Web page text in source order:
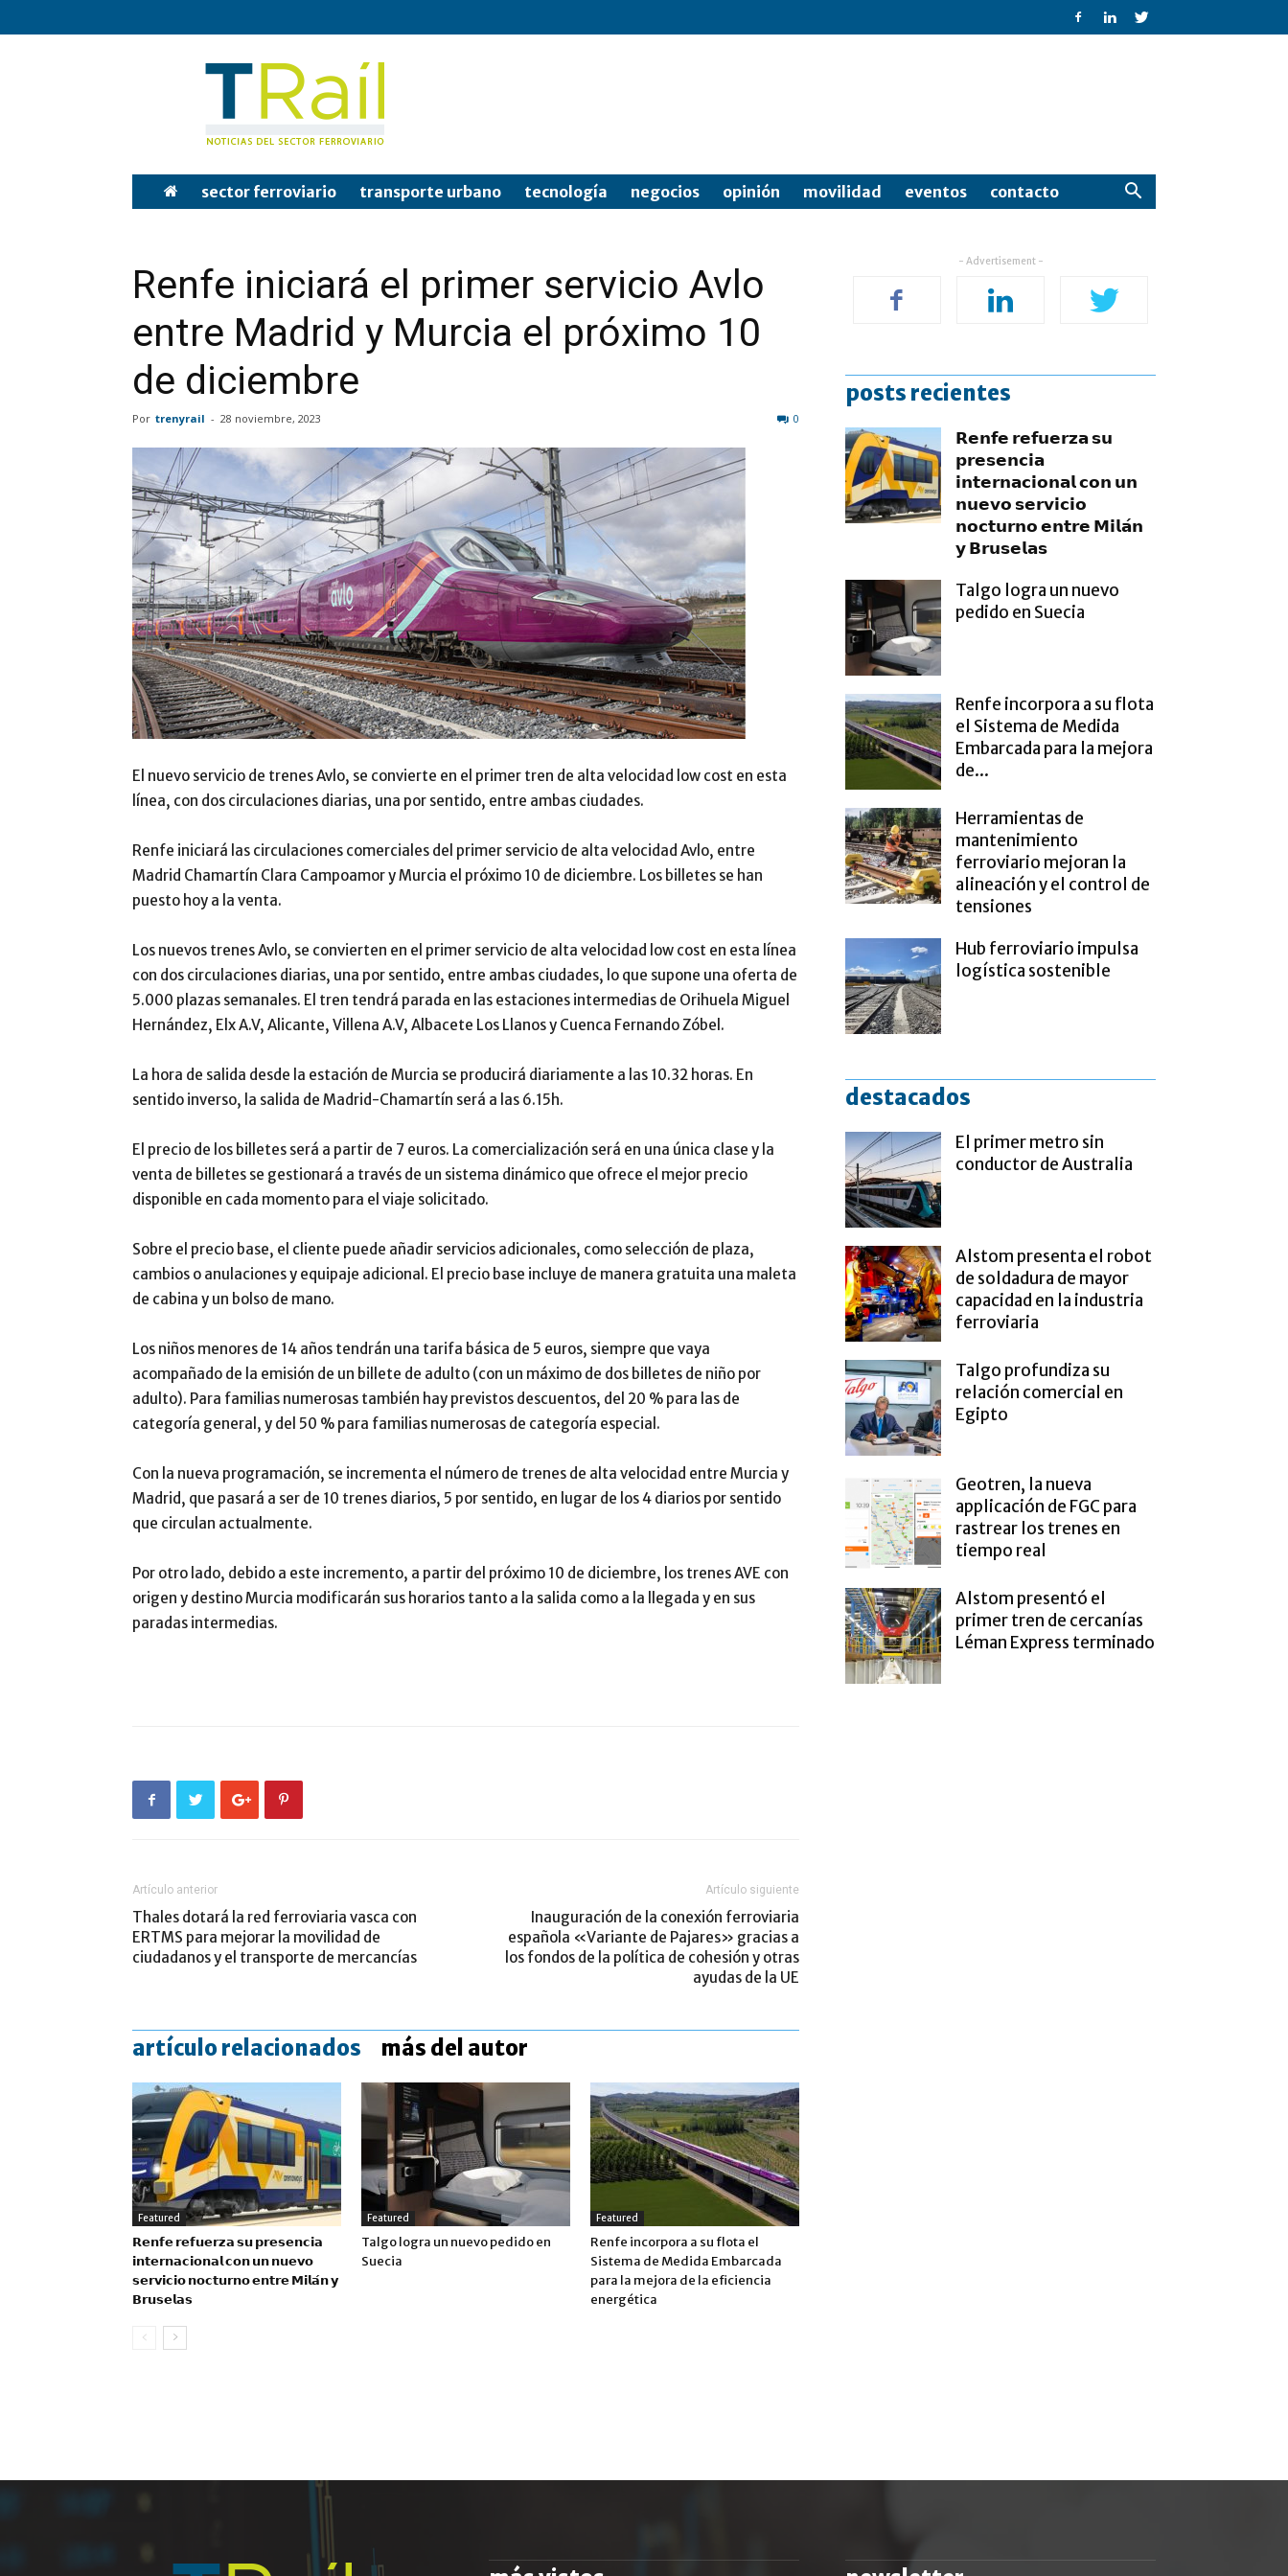
Tren
sector ferroviario transporte urbano tecnología negocios opinión movilidad eventos contacto
Renfe iniciará el primer servicio Avlo
entre Madrid y Murcia el próximo 10
de diciembre
Por trenyrail - 28 noviembre, 2023 0
El nuevo servicio de trenes Avlo, se convierte en el primer tren de alta velocidad low cost en esta
línea, con dos circulaciones diarias, una por sentido, entre ambas ciudades.
Renfe iniciará las circulaciones comerciales del primer servicio de alta velocidad Avlo, entre
Madrid Chamartín Clara Campoamor y Murcia el próximo 10 de diciembre. Los billetes se han
puesto hoy a la venta.
Los nuevos trenes Avlo, se convierten en el primer servicio de alta velocidad low cost en esta línea
con dos circulaciones diarias, una por sentido, entre ambas ciudades, lo que supone una oferta de
5.000 plazas semanales. El tren tendrá parada en las estaciones intermedias de Orihuela Miguel
Hernández, Elx A.V, Alicante, Villena A.V, Albacete Los Llanos y Cuenca Fernando Zóbel.
La hora de salida desde la estación de Murcia se producirá diariamente a las 10.32 horas. En
sentido inverso, la salida de Madrid-Chamartín será a las 6.15h.
El precio de los billetes será a partir de 7 euros. La comercialización será en una única clase y la
venta de billetes se gestionará a través de un sistema dinámico que ofrece el mejor precio
disponible en cada momento para el viaje solicitado.
Sobre el precio base, el cliente puede añadir servicios adicionales, como selección de plaza,
cambios o anulaciones y equipaje adicional. El precio base incluye de manera gratuita una maleta
de cabina y un bolso de mano.
Los niños menores de 14 años tendrán una tarifa básica de 5 euros, siempre que vaya
acompañado de la emisión de un billete de adulto (con un máximo de dos billetes de niño por
adulto). Para familias numerosas también hay previstos descuentos, del 20 % para las de
categoría general, y del 50 % para familias numerosas de categoría especial.
Con la nueva programación, se incrementa el número de trenes de alta velocidad entre Murcia y
Madrid, que pasará a ser de 10 trenes diarios, 5 por sentido, en lugar de los 4 diarios por sentido
que circulan actualmente.
Por otro lado, debido a este incremento, a partir del próximo 10 de diciembre, los trenes AVE con
origen y destino Murcia modificarán sus horarios tanto a la salida como a la llegada y en sus
paradas intermedias.
Artículo anterior
Thales dotará la red ferroviaria vasca con
ERTMS para mejorar la movilidad de
ciudadanos y el transporte de mercancías
Artículo siguiente
Inauguración de la conexión ferroviaria
española «Variante de Pajares» gracias a
los fondos de la política de cohesión y otras
ayudas de la UE
artículo relacionados más del autor
Featured
𝗥𝗲𝗻𝗳𝗲 𝗿𝗲𝗳𝘂𝗲𝗿𝘇𝗮 𝘀𝘂 𝗽𝗿𝗲𝘀𝗲𝗻𝗰𝗶𝗮
𝗶𝗻𝘁𝗲𝗿𝗻𝗮𝗰𝗶𝗼𝗻𝗮𝗹 𝗰𝗼𝗻 𝘂𝗻 𝗻𝘂𝗲𝘃𝗼
𝘀𝗲𝗿𝘃𝗶𝗰𝗶𝗼 𝗻𝗼𝗰𝘁𝘂𝗿𝗻𝗼 𝗲𝗻𝘁𝗿𝗲 𝗠𝗶𝗹𝗮́𝗻 𝘆
𝗕𝗿𝘂𝘀𝗲𝗹𝗮𝘀
Featured
Talgo logra un nuevo pedido en
Suecia
Featured
Renfe incorpora a su flota el
Sistema de Medida Embarcada
para la mejora de la eficiencia
energética
- Advertisement -
posts recientes
𝗥𝗲𝗻𝗳𝗲 𝗿𝗲𝗳𝘂𝗲𝗿𝘇𝗮 𝘀𝘂
𝗽𝗿𝗲𝘀𝗲𝗻𝗰𝗶𝗮
𝗶𝗻𝘁𝗲𝗿𝗻𝗮𝗰𝗶𝗼𝗻𝗮𝗹 𝗰𝗼𝗻 𝘂𝗻
𝗻𝘂𝗲𝘃𝗼 𝘀𝗲𝗿𝘃𝗶𝗰𝗶𝗼
𝗻𝗼𝗰𝘁𝘂𝗿𝗻𝗼 𝗲𝗻𝘁𝗿𝗲 𝗠𝗶𝗹𝗮́𝗻
𝘆 𝗕𝗿𝘂𝘀𝗲𝗹𝗮𝘀
Talgo logra un nuevo
pedido en Suecia
Renfe incorpora a su flota
el Sistema de Medida
Embarcada para la mejora
de...
Herramientas de
mantenimiento
ferroviario mejoran la
alineación y el control de
tensiones
Hub ferroviario impulsa
logística sostenible
destacados
El primer metro sin
conductor de Australia
Alstom presenta el robot
de soldadura de mayor
capacidad en la industria
ferroviaria
Talgo profundiza su
relación comercial en
Egipto
Geotren, la nueva
applicación de FGC para
rastrear los trenes en
tiempo real
Alstom presentó el
primer tren de cercanías
Léman Express terminado